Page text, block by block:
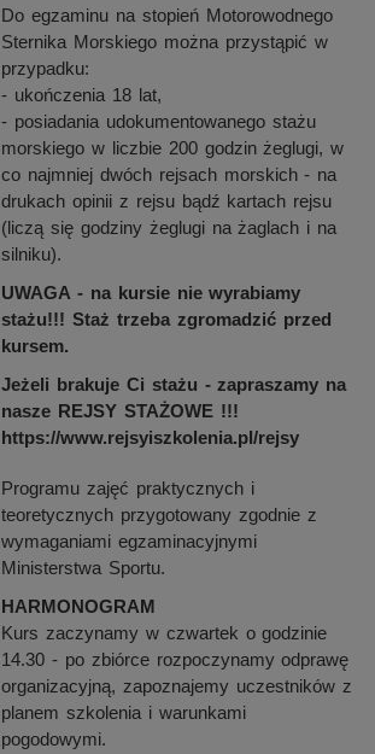
Do egzaminu na stopień Motorowodnego
Sternika Morskiego można przystąpić w
przypadku:
- ukończenia 18 lat,
- posiadania udokumentowanego stażu
morskiego w liczbie 200 godzin żeglugi, w
co najmniej dwóch rejsach morskich - na
drukach opinii z rejsu bądź kartach rejsu
(liczą się godziny żeglugi na żaglach i na
silniku).
UWAGA - na kursie nie wyrabiamy
stażu!!! Staż trzeba zgromadzić przed
kursem.
Jeżeli brakuje Ci stażu - zapraszamy na
nasze REJSY STAŻOWE !!!
https://www.rejsyiszkolenia.pl/rejsy
Programu zajęć praktycznych i
teoretycznych przygotowany zgodnie z
wymaganiami egzaminacyjnymi
Ministerstwa Sportu.
HARMONOGRAM
Kurs zaczynamy w czwartek o godzinie
14.30 - po zbiórce rozpoczynamy odprawę
organizacyjną, zapoznajemy uczestników z
planem szkolenia i warunkami
pogodowymi.